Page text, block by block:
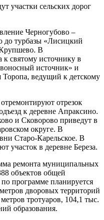
участки сельских дорог
Черногубово –
до турбазы «Лисицкий
В
к святому источнику в
источник» и
Торопа, ведущий к детскому
отрезок
к деревне Апраксино.
и Сковорово приведут в
округе. В
Старо-Карельское. В
участок в деревне Береза.
ремонта муниципальных
объектов общей
программе планируется
дворовых территорий
тротуаров, 104,1 тыс.
образования.